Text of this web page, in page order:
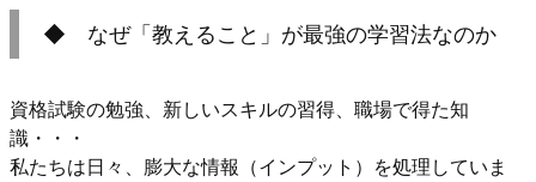
◆ なぜ「教えること」が最強の学習法なのか
資格試験の勉強、新しいスキルの習得、職場で得た知
識・・・
私たちは日々、膨大な情報（インプット）を処理していま